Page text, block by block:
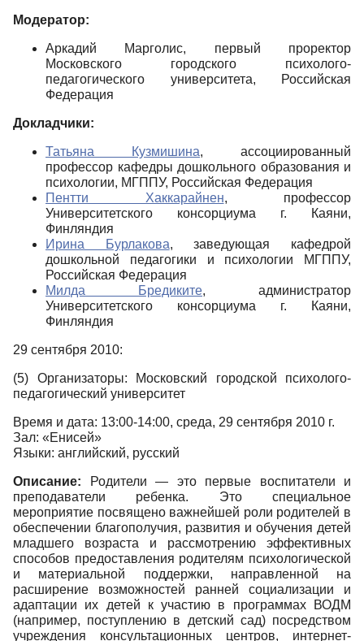
Модератор:
Аркадий Марголис, первый проректор
Московского городского психолого-
педагогического университета, Российская
Федерация
Докладчики:
Татьяна Кузмишина, ассоциированный
профессор кафедры дошкольного образования и
психологии, МГППУ, Российская Федерация
Пентти Хаккарайнен, профессор
Университетского консорциума г. Каяни,
Финляндия
Ирина Бурлакова, заведующая кафедрой
дошкольной педагогики и психологии МГППУ,
Российская Федерация
Милда Бредиките, администратор
Университетского консорциума г. Каяни,
Финляндия
29 сентября 2010:
(5) Организаторы: Московский городской психолого-
педагогический университет
Время и дата: 13:00-14:00, среда, 29 сентября 2010 г.
Зал: «Енисей»
Языки: английский, русский
Описание: Родители — это первые воспитатели и
преподаватели ребенка. Это специальное
мероприятие посвящено важнейшей роли родителей в
обеспечении благополучия, развития и обучения детей
младшего возраста и рассмотрению эффективных
способов предоставления родителям психологической
и материальной поддержки, направленной на
расширение возможностей ранней социализации и
адаптации их детей к участию в программах ВОДМ
(например, поступлению в детский сад) посредством
учреждения консультационных центров, интернет-